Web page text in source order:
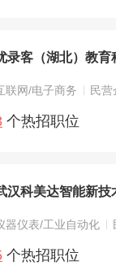
联网/电子商务 民营
个热招职位
汉科美达智能新技
器仪表/工业自动化
个热招职位